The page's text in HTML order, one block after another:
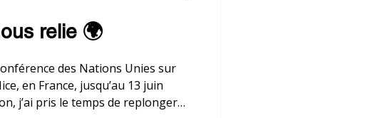
relie 🌍
des Nations Unies sur
en France, jusqu’au 13 juin
j’ai pris le temps de replonger